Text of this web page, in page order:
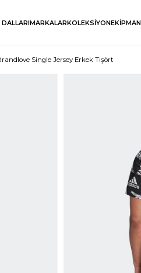
DALLARIMARKALARKOLEKSİYONEKİPMAN
Single Jersey Erkek Tişört